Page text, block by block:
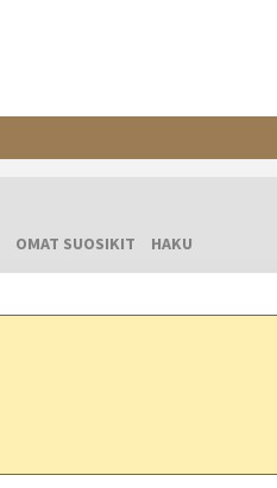
OMAT SUOSIKIT HAKU